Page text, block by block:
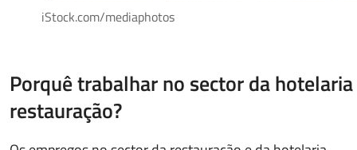
iStock.com/mediaphotos
Porquê trabalhar no sector da
restauração?